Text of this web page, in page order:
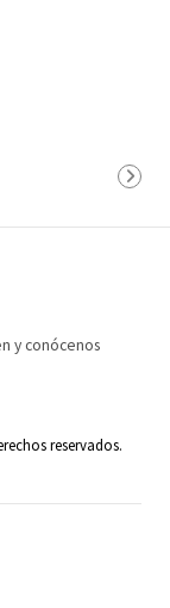
y conócenos
reservados.